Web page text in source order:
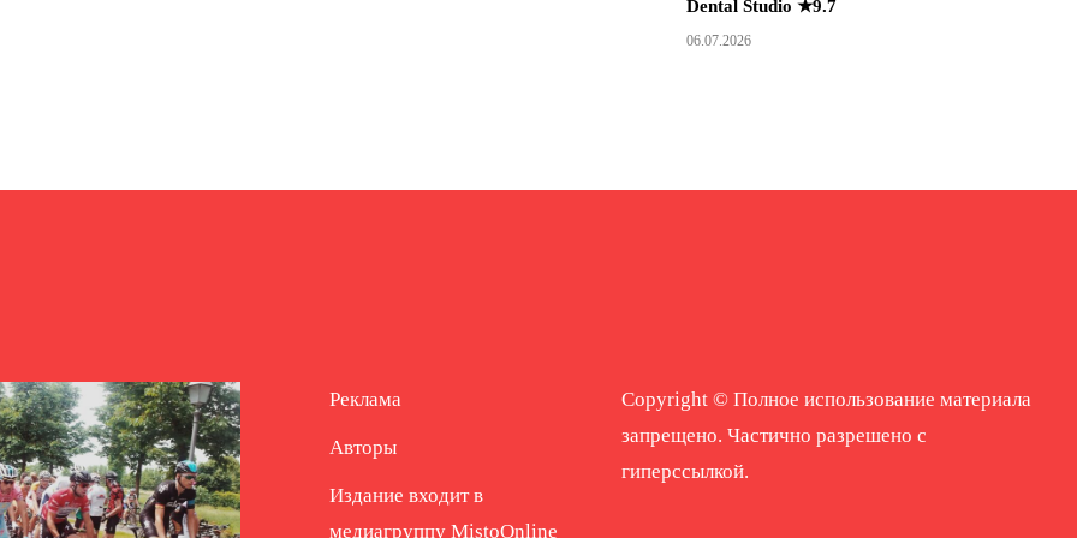
Dental Studio ★9.7
06.07.2026
Реклама
Авторы
Издание входит в
медиагруппу MistoOnline
Copyright © Полное использование материала
запрещено. Частично разрешено с
гиперссылкой.